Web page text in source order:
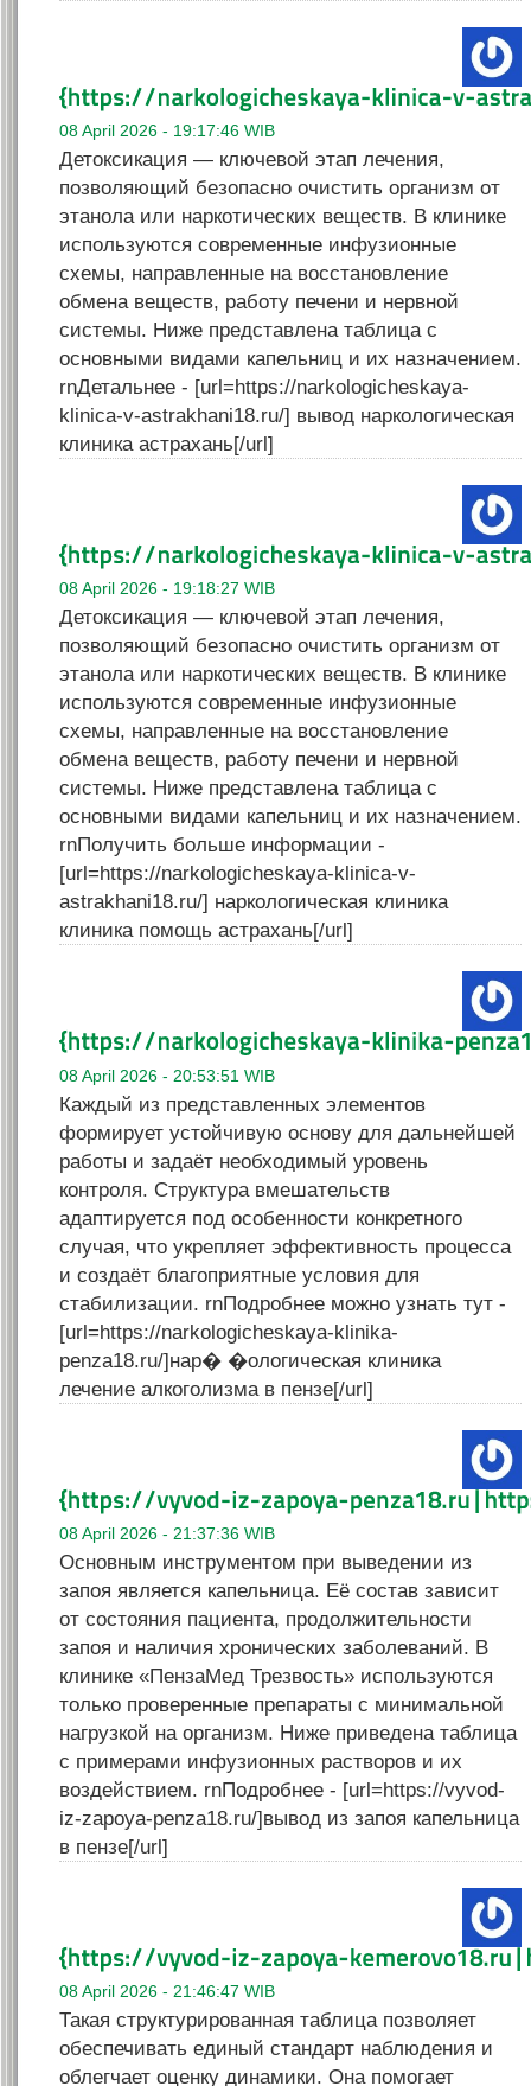
08 April 2026 - 19:17:46 WIB
Детоксикация — ключевой этап лечения,
позволяющий безопасно очистить организм от
этанола или наркотических веществ. В клинике
используются современные инфузионные
схемы, направленные на восстановление
обмена веществ, работу печени и нервной
системы. Ниже представлена таблица с
основными видами капельниц и их назначением.
rnДетальнее - [url=https://narkologicheskaya-
klinica-v-astrakhani18.ru/] вывод наркологическая
клиника астрахань[/url]
08 April 2026 - 19:18:27 WIB
Детоксикация — ключевой этап лечения,
позволяющий безопасно очистить организм от
этанола или наркотических веществ. В клинике
используются современные инфузионные
схемы, направленные на восстановление
обмена веществ, работу печени и нервной
системы. Ниже представлена таблица с
основными видами капельниц и их назначением.
rnПолучить больше информации -
[url=https://narkologicheskaya-klinica-v-
astrakhani18.ru/] наркологическая клиника
клиника помощь астрахань[/url]
08 April 2026 - 20:53:51 WIB
Каждый из представленных элементов
формирует устойчивую основу для дальнейшей
работы и задаёт необходимый уровень
контроля. Структура вмешательств
адаптируется под особенности конкретного
случая, что укрепляет эффективность процесса
и создаёт благоприятные условия для
стабилизации. rnПодробнее можно узнать тут -
[url=https://narkologicheskaya-klinika-
penza18.ru/]нар� �ологическая клиника
лечение алкоголизма в пензе[/url]
08 April 2026 - 21:37:36 WIB
Основным инструментом при выведении из
запоя является капельница. Её состав зависит
от состояния пациента, продолжительности
запоя и наличия хронических заболеваний. В
клинике «ПензаМед Трезвость» используются
только проверенные препараты с минимальной
нагрузкой на организм. Ниже приведена таблица
с примерами инфузионных растворов и их
воздействием. rnПодробнее - [url=https://vyvod-
iz-zapoya-penza18.ru/]вывод из запоя капельница
в пензе[/url]
08 April 2026 - 21:46:47 WIB
Такая структурированная таблица позволяет
обеспечивать единый стандарт наблюдения и
облегчает оценку динамики. Она помогает